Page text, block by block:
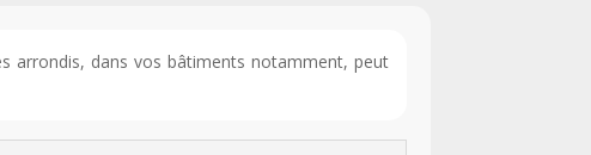
arrondis, dans vos bâtiments notamment, peut